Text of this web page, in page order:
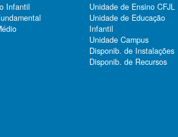
Infantil
Unidade de Ensino CFJL
Unidade de Educação
Infantil
Unidade Campus
Disponib. de Instalações
Disponib. de Recursos